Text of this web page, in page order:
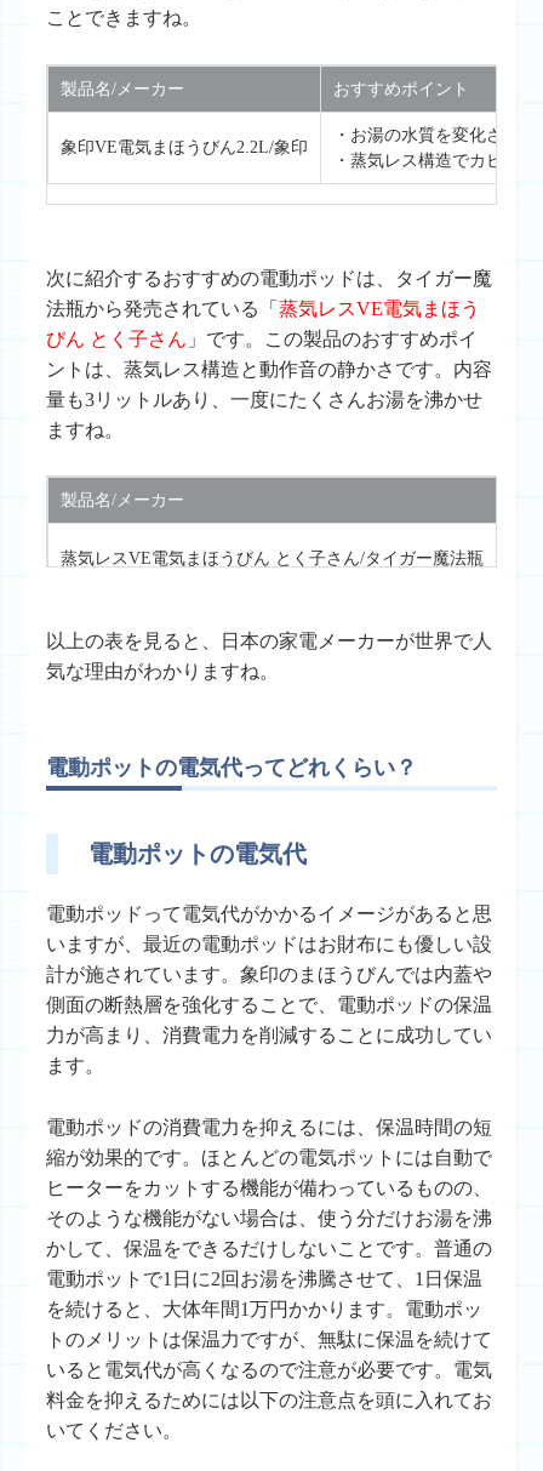
ことできますね。
製品名/メーカー おすすめポイント
象印VE電気まほうびん2.2L/象印
・お湯の水質を変化させ
・蒸気レス構造でカビを
次に紹介するおすすめの電動ポッドは、タイガー魔
法瓶から発売されている「蒸気レスVE電気まほう
びん とく子さん 」です。この製品のおすすめポイ
ントは、蒸気レス構造と動作音の静かさです。内容
量も3リットルあり、一度にたくさんお湯を沸かせ
ますね。
製品名/メーカー
蒸気レスVE電気まほうびん とく子さん/タイガー魔法瓶
以上の表を見ると、日本の家電メーカーが世界で人
気な理由がわかりますね。
電動ポットの電気代ってどれくらい？
電動ポットの電気代
電動ポッドって電気代がかかるイメージがあると思
いますが、最近の電動ポッドはお財布にも優しい設
計が施されています。象印のまほうびんでは内蓋や
側面の断熱層を強化することで、電動ポッドの保温
力が高まり、消費電力を削減することに成功してい
ます。
電動ポッドの消費電力を抑えるには、保温時間の短
縮が効果的です。ほとんどの電気ポットには自動で
ヒーターをカットする機能が備わっているものの、
そのような機能がない場合は、使う分だけお湯を沸
かして、保温をできるだけしないことです。普通の
電動ポットで1日に2回お湯を沸騰させて、1日保温
を続けると、大体年間1万円かかります。電動ポッ
トのメリットは保温力ですが、無駄に保温を続けて
いると電気代が高くなるので注意が必要です。電気
料金を抑えるためには以下の注意点を頭に入れてお
いてください。